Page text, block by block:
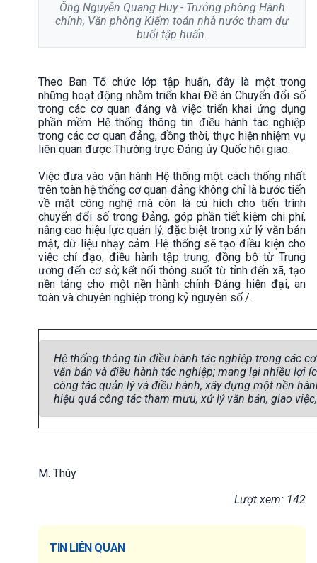
Ông Nguyễn Quang Huy - Trưởng phòng Hành
chính, Văn phòng Kiểm toán nhà nước tham dự
buổi tập huấn.
Theo Ban Tổ chức lớp tập huấn, đây là một trong
những hoạt động nhằm triển khai Đề án Chuyển đổi số
trong các cơ quan đảng và việc triển khai ứng dụng
phần mềm Hệ thống thông tin điều hành tác nghiệp
trong các cơ quan đảng, đồng thời, thực hiện nhiệm vụ
liên quan được Thường trực Đảng ủy Quốc hội giao.
Việc đưa vào vận hành Hệ thống một cách thống nhất
trên toàn hệ thống cơ quan đảng không chỉ là bước tiến
về mặt công nghệ mà còn là cú hích cho tiến trình
chuyển đổi số trong Đảng, góp phần tiết kiệm chi phí,
nâng cao hiệu lực quản lý, đặc biệt trong xử lý văn bản
mật, dữ liệu nhạy cảm. Hệ thống sẽ tạo điều kiện cho
việc chỉ đạo, điều hành tập trung, đồng bộ từ Trung
ương đến cơ sở; kết nối thông suốt từ tỉnh đến xã, tạo
nền tảng cho một nền hành chính Đảng hiện đại, an
toàn và chuyên nghiệp trong kỷ nguyên số./.
Hệ thống thông tin điều hành tác nghiệp trong các
văn bản và điều hành tác nghiệp; mang lại nhiều lợi
công tác quản lý và điều hành, xây dựng một nền
hiệu quả công tác tham mưu, xử lý văn bản, giao
M. Thúy
Lượt xem: 142
TIN LIÊN QUAN